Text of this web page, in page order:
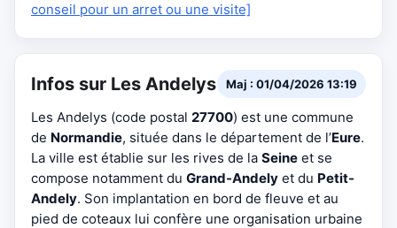
conseil pour un arret ou une visite]
Infos sur Les Andelys Maj : 01/04/2026 13:19
Les Andelys (code postal 27700) est une commune
de Normandie, située dans le département de l’Eure.
La ville est établie sur les rives de la Seine et se
compose notamment du Grand-Andely et du Petit-
Andely. Son implantation en bord de fleuve et au
pied de coteaux lui confère une organisation urbaine